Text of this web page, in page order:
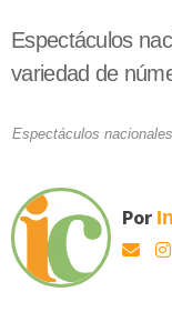
Espectáculos
variedad de
Espectáculos
Por